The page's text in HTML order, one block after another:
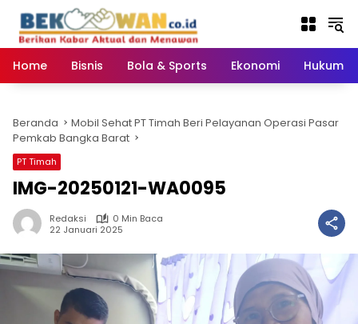
konten
Home
Bisnis Bola & Sports Ekonomi Hukum
Beranda
Mobil Sehat PT Timah Beri Pelayanan Operasi Pasar
Pemkab Bangka Barat
PT Timah
IMG-20250121-WA0095
Redaksi
0 Min Baca
22 Januari 2025